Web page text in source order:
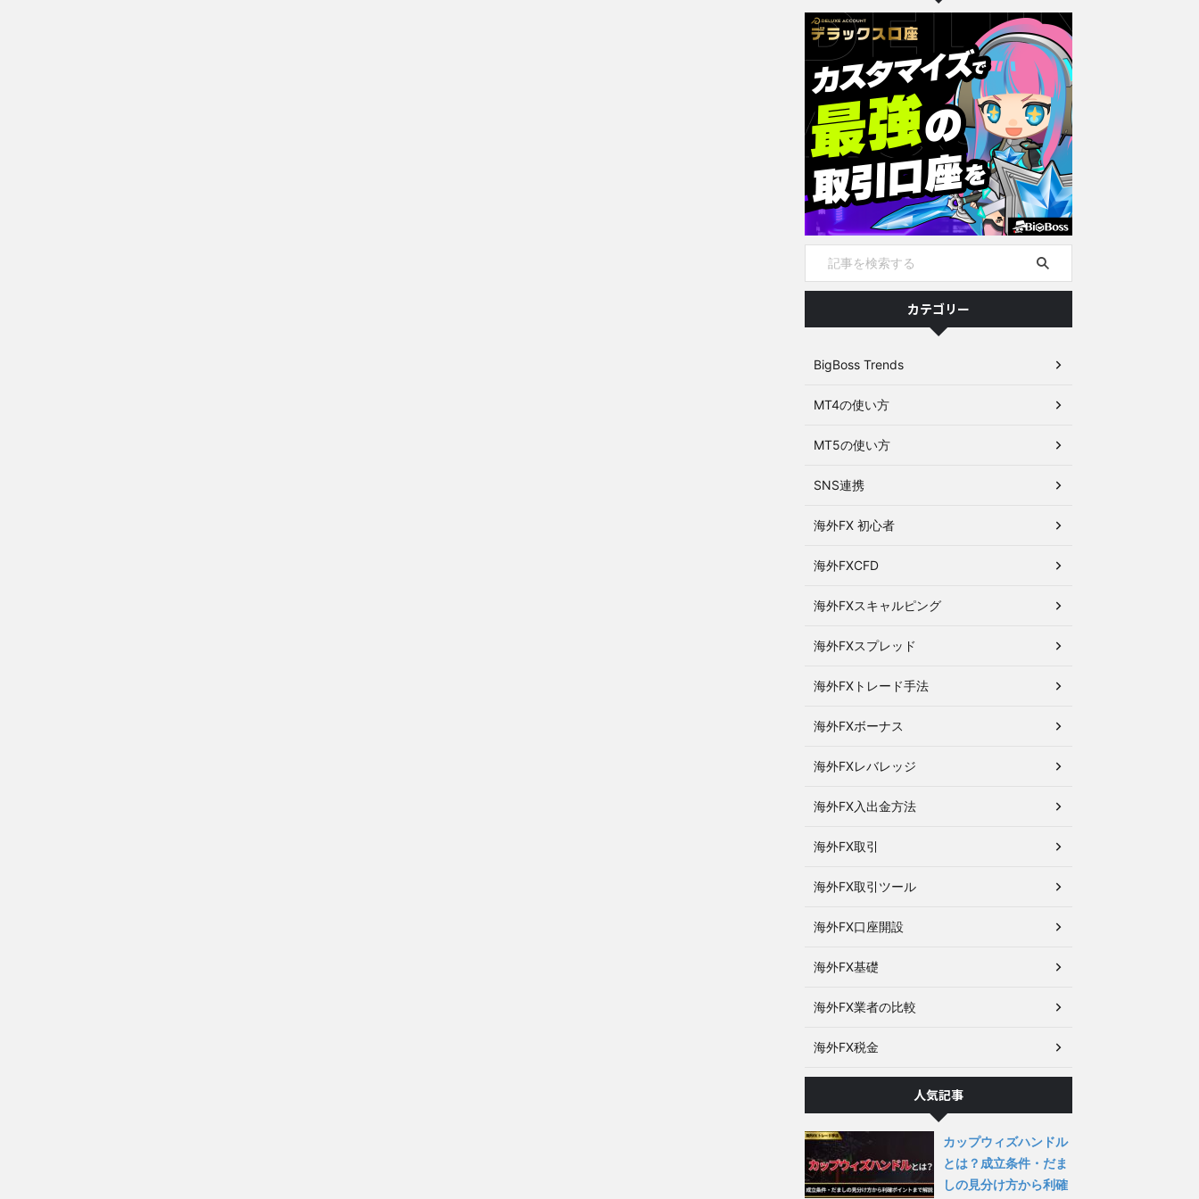
カテゴリー
BigBoss Trends
MT4の使い方
MT5の使い方
SNS連携
海外FX 初心者
海外FXCFD
海外FXスキャルピング
海外FXスプレッド
海外FXトレード手法
海外FXボーナス
海外FXレバレッジ
海外FX入出金方法
海外FX取引
海外FX取引ツール
海外FX口座開設
海外FX基礎
海外FX業者の比較
海外FX税金
人気記事
カップウィズハンドル
とは？成立条件・だま
しの見分け方から利確